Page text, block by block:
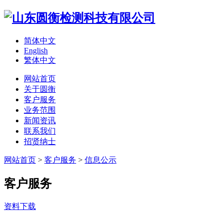
简体中文
English
繁体中文
网站首页
关于圆衡
客户服务
业务范围
新闻资讯
联系我们
招贤纳士
网站首页 > 客户服务 > 信息公示
客户服务
资料下载